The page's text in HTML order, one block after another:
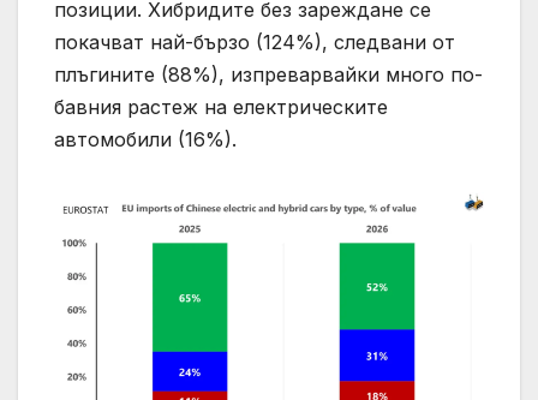
позиции. Хибридите без зареждане се
покачват най-бързо (124%), следвани от
плъгините (88%), изпреварвайки много по-
бавния растеж на електрическите
автомобили (16%).